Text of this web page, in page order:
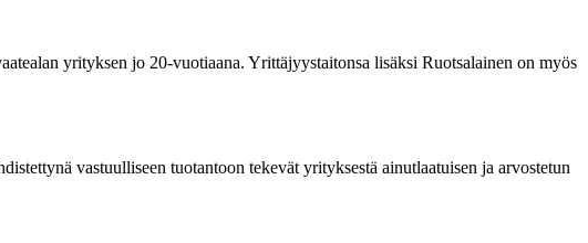
yrityksen jo 20-vuotiaana. Yrittäjyystaitonsa lisäksi Ruotsalainen on myös
vastuulliseen tuotantoon tekevät yrityksestä ainutlaatuisen ja arvostetun